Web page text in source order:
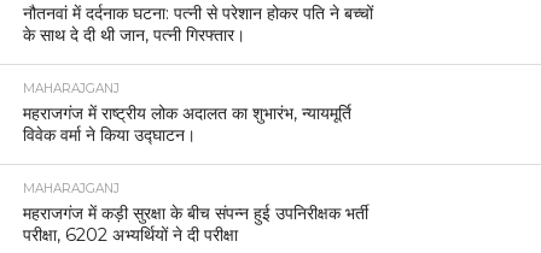
नौतनवां में दर्दनाक घटना: पत्नी से परेशान होकर पति ने बच्चों
के साथ दे दी थी जान, पत्नी गिरफ्तार।
MAHARAJGANJ
महराजगंज में राष्ट्रीय लोक अदालत का शुभारंभ, न्यायमूर्ति
विवेक वर्मा ने किया उद्घाटन।
MAHARAJGANJ
महराजगंज में कड़ी सुरक्षा के बीच संपन्न हुई उपनिरीक्षक भर्ती
परीक्षा, 6202 अभ्यर्थियों ने दी परीक्षा